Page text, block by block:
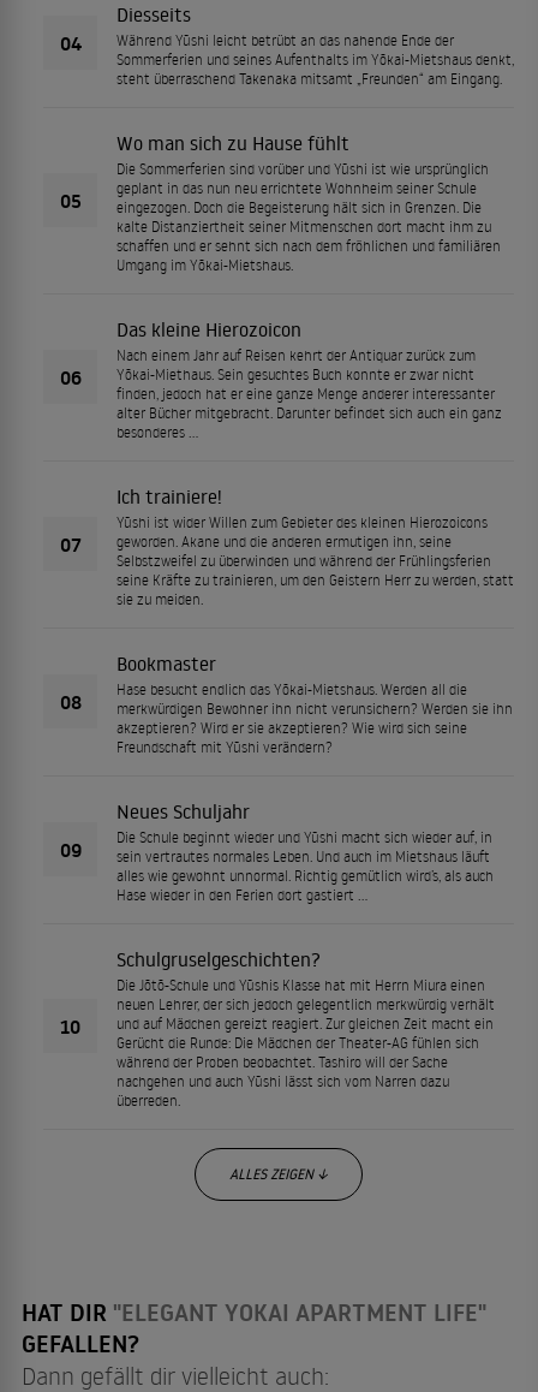
04
Diesseits
Während Yūshi leicht betrübt an das nahende Ende der
Sommerferien und seines Aufenthalts im Yōkai-Mietshaus denkt,
steht überraschend Takenaka mitsamt „Freunden“ am Eingang.
05
Wo man sich zu Hause fühlt
Die Sommerferien sind vorüber und Yūshi ist wie ursprünglich
geplant in das nun neu errichtete Wohnheim seiner Schule
eingezogen. Doch die Begeisterung hält sich in Grenzen. Die
kalte Distanziertheit seiner Mitmenschen dort macht ihm zu
schaffen und er sehnt sich nach dem fröhlichen und familiären
Umgang im Yōkai-Mietshaus.
06
Das kleine Hierozoicon
Nach einem Jahr auf Reisen kehrt der Antiquar zurück zum
Yōkai-Miethaus. Sein gesuchtes Buch konnte er zwar nicht
finden, jedoch hat er eine ganze Menge anderer interessanter
alter Bücher mitgebracht. Darunter befindet sich auch ein ganz
besonderes …
07
Ich trainiere!
Yūshi ist wider Willen zum Gebieter des kleinen Hierozoicons
geworden. Akane und die anderen ermutigen ihn, seine
Selbstzweifel zu überwinden und während der Frühlingsferien
seine Kräfte zu trainieren, um den Geistern Herr zu werden, statt
sie zu meiden.
08
Bookmaster
Hase besucht endlich das Yōkai-Mietshaus. Werden all die
merkwürdigen Bewohner ihn nicht verunsichern? Werden sie ihn
akzeptieren? Wird er sie akzeptieren? Wie wird sich seine
Freundschaft mit Yūshi verändern?
09
Neues Schuljahr
Die Schule beginnt wieder und Yūshi macht sich wieder auf, in
sein vertrautes normales Leben. Und auch im Mietshaus läuft
alles wie gewohnt unnormal. Richtig gemütlich wird’s, als auch
Hase wieder in den Ferien dort gastiert …
10
Schulgruselgeschichten?
Die Jōtō-Schule und Yūshis Klasse hat mit Herrn Miura einen
neuen Lehrer, der sich jedoch gelegentlich merkwürdig verhält
und auf Mädchen gereizt reagiert. Zur gleichen Zeit macht ein
Gerücht die Runde: Die Mädchen der Theater-AG fühlen sich
während der Proben beobachtet. Tashiro will der Sache
nachgehen und auch Yūshi lässt sich vom Narren dazu
überreden.
ALLES ZEIGEN ↓
HAT DIR "ELEGANT YOKAI APARTMENT LIFE"
GEFALLEN?
Dann gefällt dir vielleicht auch: